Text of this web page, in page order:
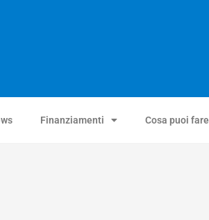
Finanziamenti Cosa puoi fare